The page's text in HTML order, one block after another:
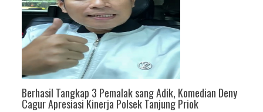
Berhasil Tangkap 3 Pemalak sang Adik, Komedian Deny
Cagur Apresiasi Kinerja Polsek Tanjung Priok